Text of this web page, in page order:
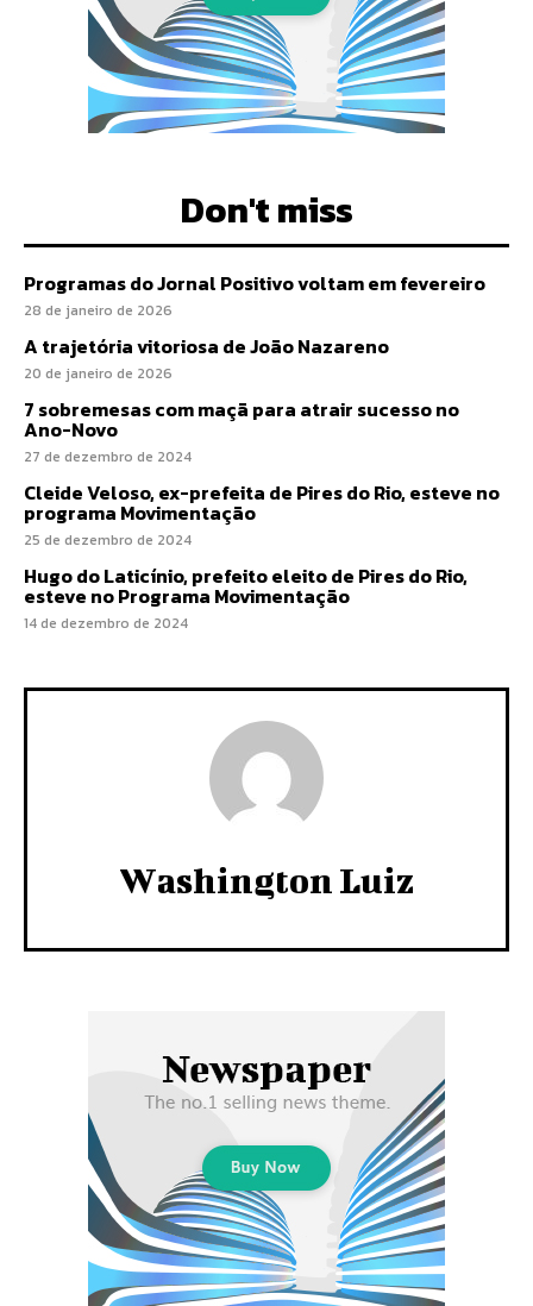
Don't miss
Programas do Jornal Positivo voltam em fevereiro
28 de janeiro de 2026
A trajetória vitoriosa de João Nazareno
20 de janeiro de 2026
7 sobremesas com maçã para atrair sucesso no
Ano-Novo
27 de dezembro de 2024
Cleide Veloso, ex-prefeita de Pires do Rio, esteve no
programa Movimentação
25 de dezembro de 2024
Hugo do Laticínio, prefeito eleito de Pires do Rio,
esteve no Programa Movimentação
14 de dezembro de 2024
Washington Luiz